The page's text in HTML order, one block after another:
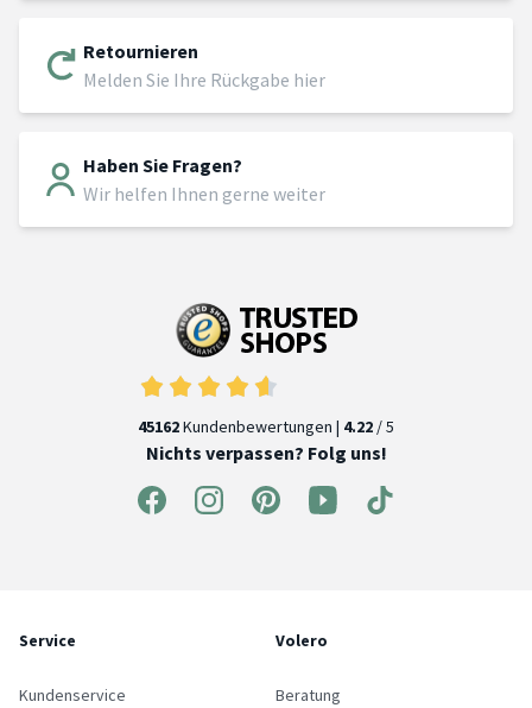
Retournieren
Melden Sie Ihre Rückgabe hier
Haben Sie Fragen?
Wir helfen Ihnen gerne weiter
45162Kundenbewertungen | 4.22 / 5
Nichts verpassen? Folg uns!
Service
Kundenservice
Volero
Beratung